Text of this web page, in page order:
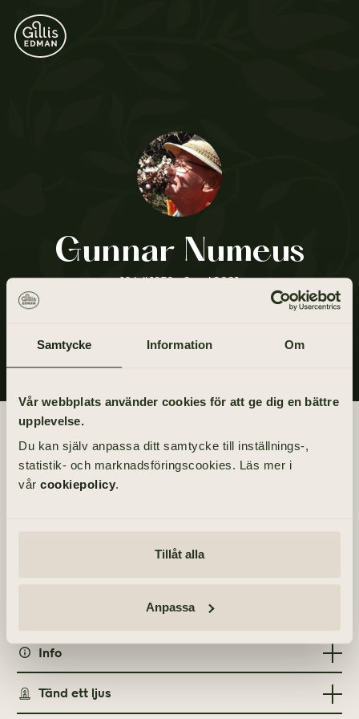
Samtycke Information Om
Vår webbplats använder cookies för att ge dig en bättre
upplevelse.
Du kan själv anpassa ditt samtycke till inställnings-,
statistik- och marknadsföringscookies. Läs mer i
vår cookiepolicy.
Tillåt alla
Anpassa
Gunnar Numeus
10 juli 1950 - 2 maj 2021
Begravningsdagen
BEGRAVNING
Fredag 28 maj 2021
Info
MINNESGÅVOR
Vi-skogen
Tänd ett ljus